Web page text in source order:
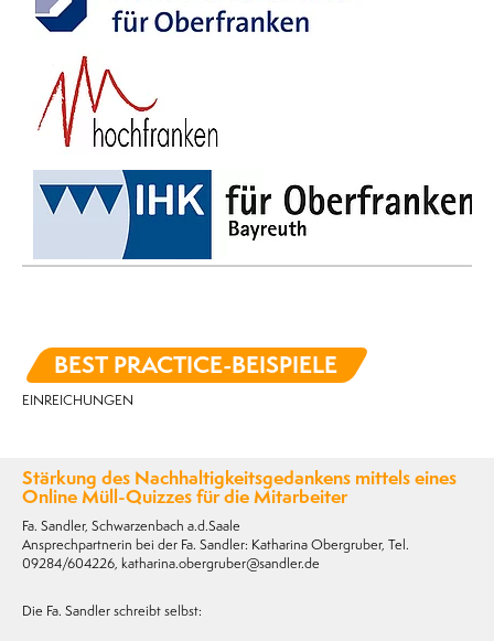
BEST PRACTICE-BEISPIELE
EINREICHUNGEN
Stärkung des Nachhaltigkeitsgedankens mittels eines
Online Müll-Quizzes für die Mitarbeiter
Fa. Sandler, Schwarzenbach a.d.Saale
Ansprechpartnerin bei der Fa. Sandler: Katharina Obergruber, Tel.
09284/604226, katharina.obergruber@sandler.de
Die Fa. Sandler schreibt selbst: